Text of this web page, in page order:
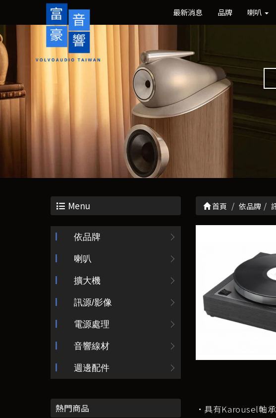
最新消息 品牌 喇叭
Menu
依品牌
喇叭
擴大機
訊源/影像
電源處理
音響線材
週邊配件
熱門商品
首頁 依品牌
·具有Karousel軸